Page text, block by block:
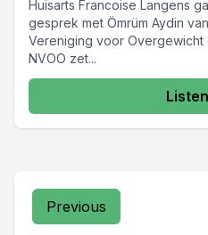
Huisarts Francoise Langens
gesprek met Ömrüm Aydin
Vereniging voor Overgewicht
NVOO zet...
Listen
Previous